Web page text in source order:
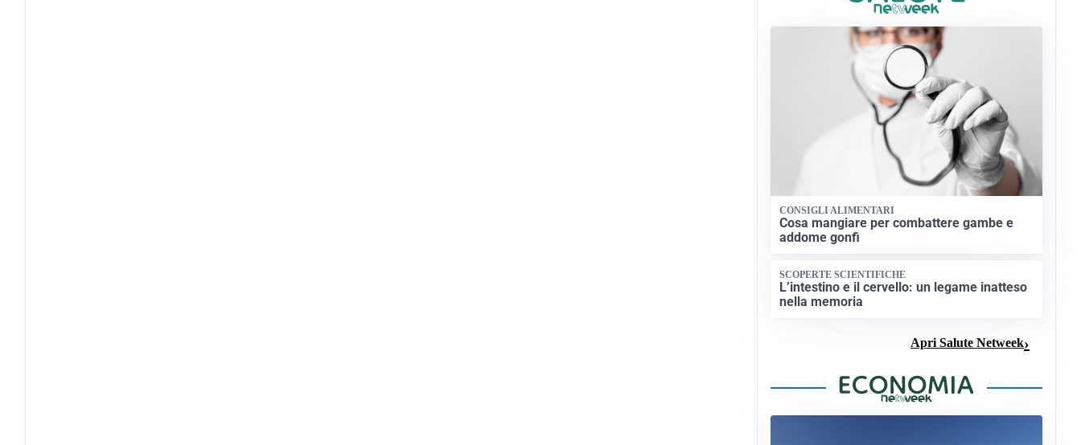
CONSIGLI ALIMENTARI
Cosa mangiare per combattere gambe e
addome gonfi
SCOPERTE SCIENTIFICHE
L’intestino e il cervello: un legame inatteso
nella memoria
Apri Salute Netweek